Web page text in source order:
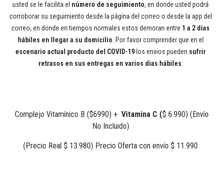
usted se le facilita el número de seguimiento, en donde usted podrá
corroborar su seguimiento desde la página del correo o desde la app del
correo, en donde en tiempos normales estos demoran entre 1 a 2 dias
hábiles en llegar a su domicilio . Por favor comprender que en el
escenario actual producto del COVID-19 los envios pueden sufrir
retrasos en sus entregas en varios dias hábiles
Complejo Vitamínico B ($6990) + Vitamina C ($ 6.990) (Envío
No Incluido)
(Precio Real $ 13.980) Precio Oferta con envío $ 11.990